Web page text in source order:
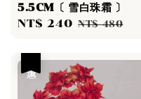
5.5CM〔 雪白珠霜 〕
Sale
NT$ 240 Regular
NT$ 480